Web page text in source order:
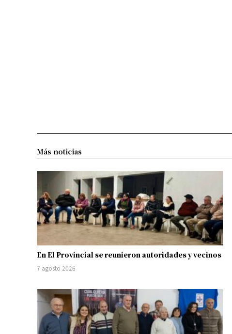
Más noticias
En El Provincial se reunieron autoridades y vecinos
7 agosto 2026